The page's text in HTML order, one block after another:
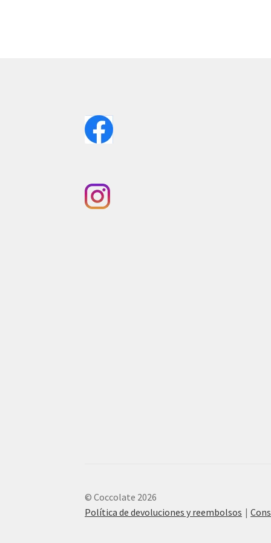
© Coccolate 2026
Política de devoluciones y reembolsos